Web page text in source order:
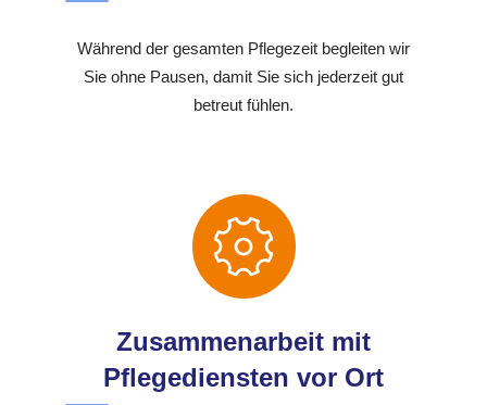
Während der gesamten Pflegezeit begleiten wir
Sie ohne Pausen, damit Sie sich jederzeit gut
betreut fühlen.
Zusammenarbeit mit
Pflegediensten vor Ort